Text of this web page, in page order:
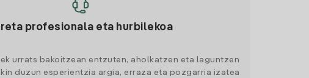
profesionala eta hurbilekoa
urrats bakoitzean entzuten, aholkatzen eta laguntzen
duzun esperientzia argia, erraza eta pozgarria izatea